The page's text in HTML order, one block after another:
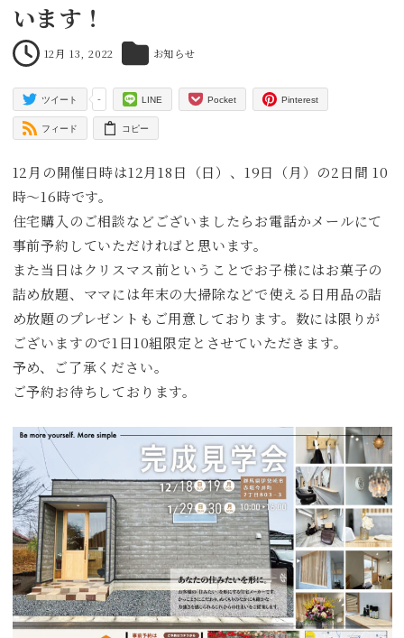
います！
投稿日
12月 13, 2022
カテゴリー
お知らせ
-
ツイート LINE Pocket Pinterest
フィード コピー
12月の開催日時は12月18日（日）、19日（月）の2日間 10
時～16時です。
住宅購入のご相談などございましたらお電話かメールにて
事前予約していただければと思います。
また当日はクリスマス前ということでお子様にはお菓子の
詰め放題、ママには年末の大掃除などで使える日用品の詰
め放題のプレゼントもご用意しております。数には限りが
ございますので1日10組限定とさせていただきます。
予め、ご了承ください。
ご予約お待ちしております。